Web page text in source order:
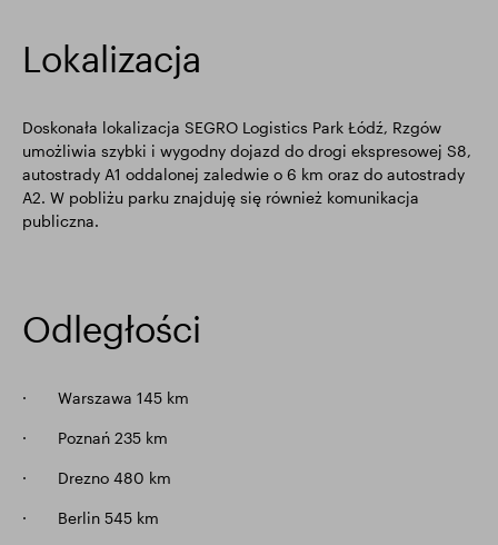
Lokalizacja
Doskonała lokalizacja SEGRO Logistics Park Łódź, Rzgów
umożliwia szybki i wygodny dojazd do drogi ekspresowej S8,
autostrady A1 oddalonej zaledwie o 6 km oraz do autostrady
A2. W pobliżu parku znajduję się również komunikacja
publiczna.
Odległości
· Warszawa 145 km
· Poznań 235 km
· Drezno 480 km
· Berlin 545 km